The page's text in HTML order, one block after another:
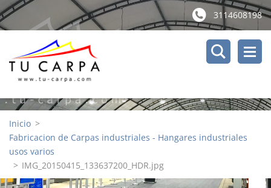
3114608198
Inicio >
Fabricacion de Carpas industriales - Hangares industriales
usos varios
> IMG_20150415_133637200_HDR.jpg